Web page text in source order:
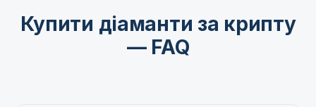
Купити діаманти за крипту
— FAQ